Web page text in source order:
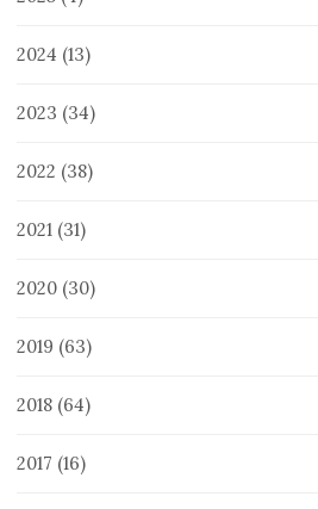
2024 (13)
2023 (34)
2022 (38)
2021 (31)
2020 (30)
2019 (63)
2018 (64)
2017 (16)